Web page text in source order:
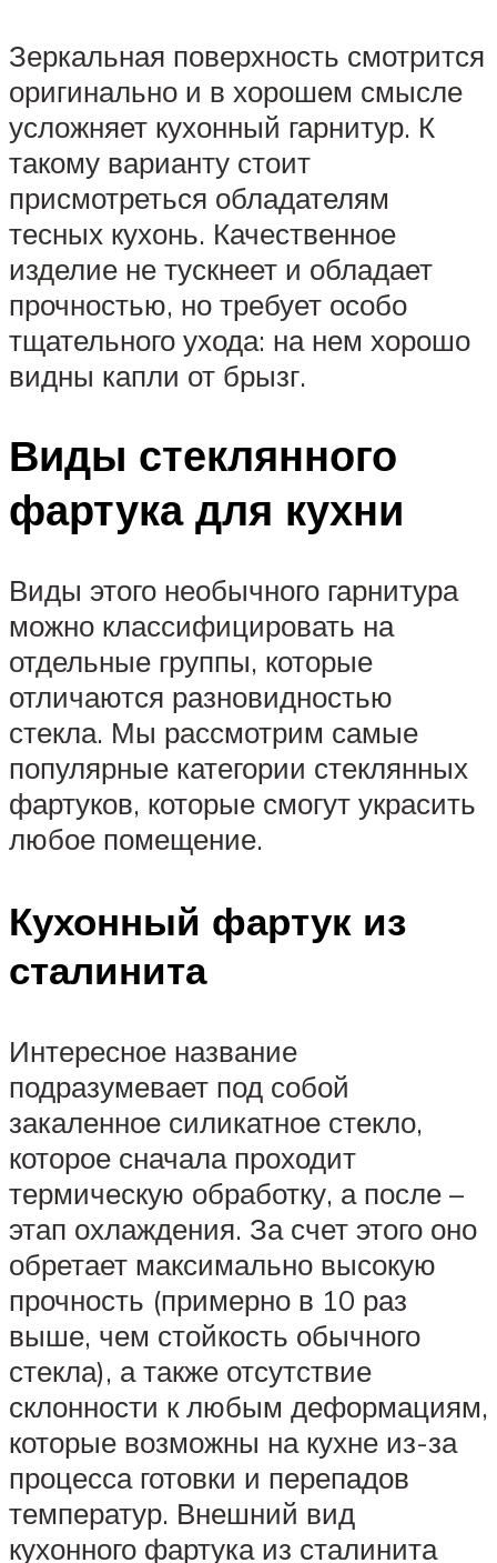
Зеркальная поверхность смотрится
оригинально и в хорошем смысле
усложняет кухонный гарнитур. К
такому варианту стоит
присмотреться обладателям
тесных кухонь. Качественное
изделие не тускнеет и обладает
прочностью, но требует особо
тщательного ухода: на нем хорошо
видны капли от брызг.
Виды стеклянного
фартука для кухни
Виды этого необычного гарнитура
можно классифицировать на
отдельные группы, которые
отличаются разновидностью
стекла. Мы рассмотрим самые
популярные категории стеклянных
фартуков, которые смогут украсить
любое помещение.
Кухонный фартук из
сталинита
Интересное название
подразумевает под собой
закаленное силикатное стекло,
которое сначала проходит
термическую обработку, а после –
этап охлаждения. За счет этого оно
обретает максимально высокую
прочность (примерно в 10 раз
выше, чем стойкость обычного
стекла), а также отсутствие
склонности к любым деформациям,
которые возможны на кухне из-за
процесса готовки и перепадов
температур. Внешний вид
кухонного фартука из сталинита